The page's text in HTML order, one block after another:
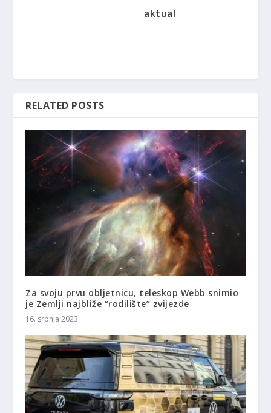
aktual
RELATED POSTS
Za svoju prvu obljetnicu, teleskop Webb snimio
je Zemlji najbliže “rodilište” zvijezde
16. srpnja 2023.